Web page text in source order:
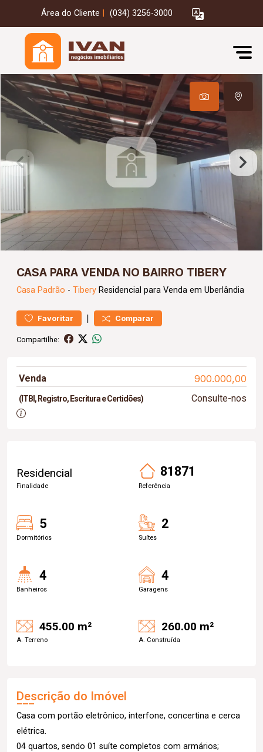
Área do Cliente (034) 3256-3000
CASA PARA VENDA NO BAIRRO TIBERY
Casa Padrão - Tibery Residencial para Venda em Uberlândia
Favoritar | Comparar
Compartilhe:
Venda 900.000,00
(ITBI, Registro, Escritura e Certidões) Consulte-nos
Residencial
Finalidade
81871
Referência
5
Dormitórios
2
Suítes
4
Banheiros
4
Garagens
455.00 m²
A. Terreno
260.00 m²
A. Construída
Descrição do Imóvel
Casa com portão eletrônico, interfone, concertina e cerca
elétrica.
04 quartos, sendo 01 suíte completos com armários;